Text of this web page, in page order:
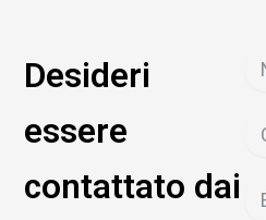
Desideri
essere
contattato dai